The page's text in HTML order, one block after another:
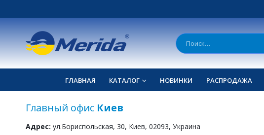
ГЛАВНАЯ КАТАЛОГ НОВИНКИ РАСПРОДАЖА
Главный офис Киев
Адрес: ул.Бориспольская, 30, Киев, 02093, Украина